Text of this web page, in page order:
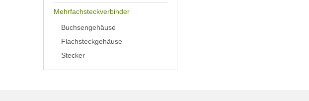
Mehrfachsteckverbinder
Buchsengehäuse
Flachsteckgehäuse
Stecker